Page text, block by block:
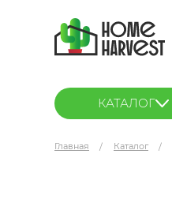
КАТАЛОГ
Главная Каталог